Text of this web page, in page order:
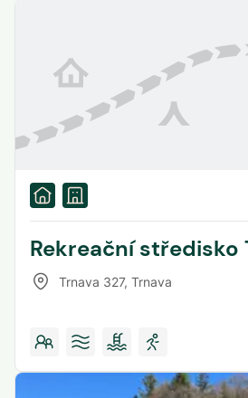
Rekreační středisko
Trnava 327, Trnava